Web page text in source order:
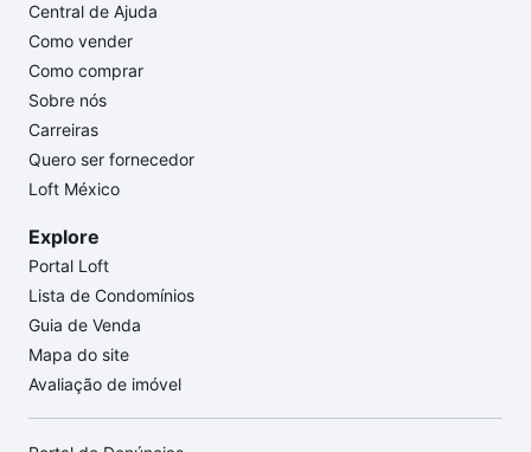
Central de Ajuda
Como vender
Como comprar
Sobre nós
Carreiras
Quero ser fornecedor
Loft México
Explore
Portal Loft
Lista de Condomínios
Guia de Venda
Mapa do site
Avaliação de imóvel